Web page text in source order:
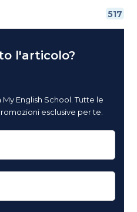
517
l'articolo?
English School. Tutte le
esclusive per te.